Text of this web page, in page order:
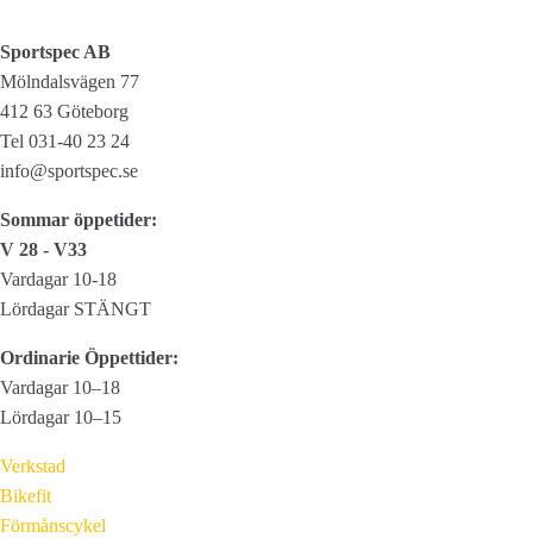
Sportspec AB
Mölndalsvägen 77
412 63 Göteborg
Tel 031-40 23 24
info@sportspec.se
Sommar öppetider:
V 28 - V33
Vardagar 10-18
Lördagar STÄNGT
Ordinarie Öppettider:
Vardagar 10–18
Lördagar 10–15
Verkstad
Bikefit
Förmånscykel